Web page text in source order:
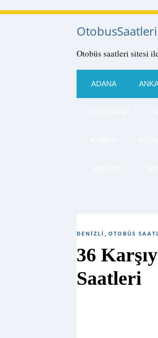
Otobüs saatleri sitesi
ADANA
DENIZLI OTOBÜS
36
Saatleri